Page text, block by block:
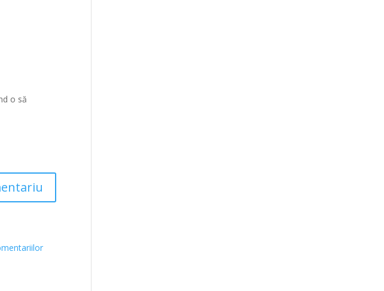
o să